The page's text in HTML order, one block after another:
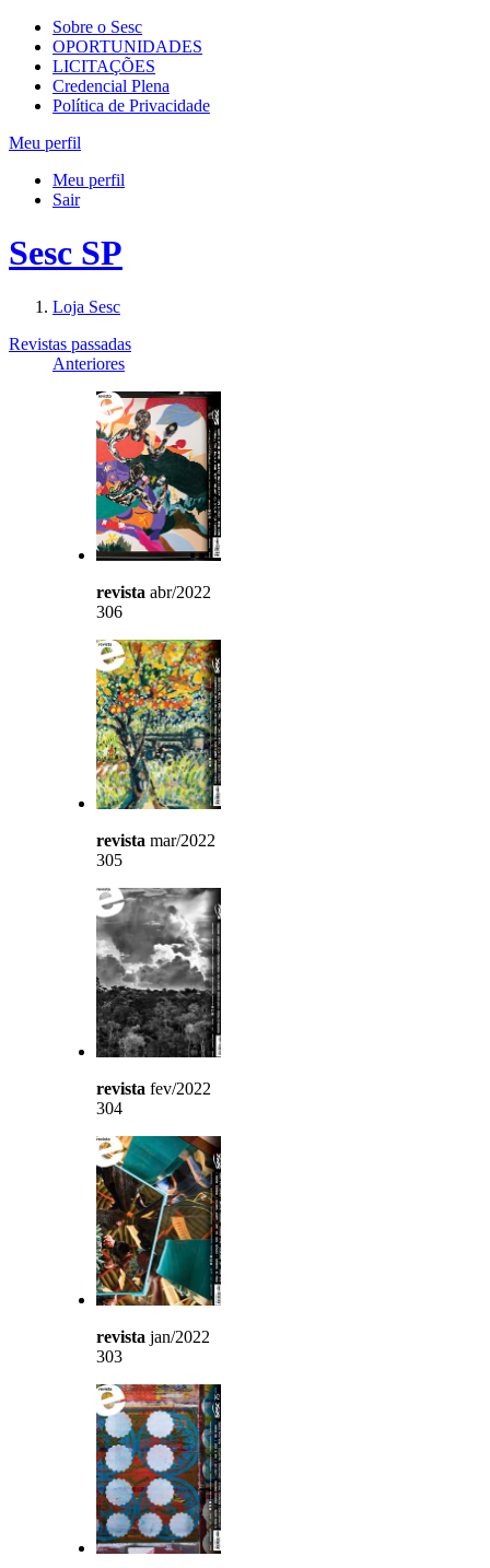
Sobre o Sesc
OPORTUNIDADES
LICITAÇÕES
Credencial Plena
Política de Privacidade
Meu perfil
Meu perfil
Sair
Sesc SP
Loja Sesc
Revistas passadas
Anteriores
revista abr/2022
306
revista mar/2022
305
revista fev/2022
304
revista jan/2022
303